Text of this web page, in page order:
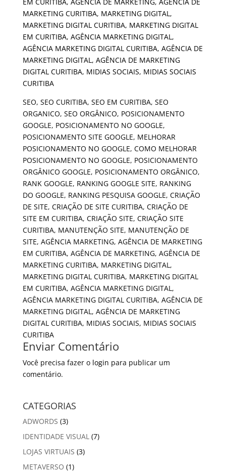
SEO, SEO CURITIBA, SEO EM CURITIBA, SEO
ORGANICO, SEO ORGÂNICO, POSICIONAMENTO
GOOGLE, POSICIONAMENTO NO GOOGLE,
POSICIONAMENTO SITE GOOGLE, MELHORAR
POSICIONAMENTO NO GOOGLE, COMO MELHORAR
POSICIONAMENTO NO GOOGLE, POSICIONAMENTO
ORGÂNICO GOOGLE, POSICIONAMENTO ORGÂNICO,
RANK GOOGLE, RANKING GOOGLE SITE, RANKING
DO GOOGLE, RANKING PESQUISA GOOGLE, CRIAÇÃO
DE SITE, CRIAÇÃO DE SITE CURITIBA, CRIAÇÃO DE
SITE EM CURITIBA, CRIAÇÃO SITE, CRIAÇÃO SITE
CURITIBA, MANUTENÇÃO SITE, MANUTENÇÃO DE
SITE, AGÊNCIA MARKETING, AGÊNCIA DE MARKETING
EM CURITIBA, AGÊNCIA DE MARKETING, AGÊNCIA DE
MARKETING CURITIBA, MARKETING DIGITAL,
MARKETING DIGITAL CURITIBA, MARKETING DIGITAL
EM CURITIBA, AGÊNCIA MARKETING DIGITAL,
AGÊNCIA MARKETING DIGITAL CURITIBA, AGÊNCIA DE
MARKETING DIGITAL, AGÊNCIA DE MARKETING
DIGITAL CURITIBA, MIDIAS SOCIAIS, MIDIAS SOCIAIS
CURITIBA
Enviar Comentário
Você precisa fazer o login para publicar um
comentário.
CATEGORIAS
ADWORDS (3)
IDENTIDADE VISUAL(7)
LOJAS VIRTUAIS (3)
METAVERSO (1)